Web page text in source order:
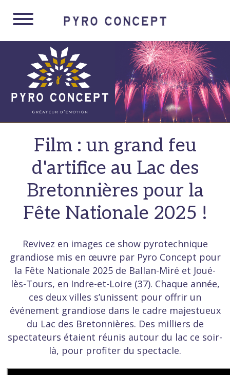
Film : un grand feu
d'artifice au Lac des
Bretonnières pour la
Fête Nationale 2025 !
Revivez en images ce show pyrotechnique
grandiose mis en œuvre par Pyro Concept pour
la Fête Nationale 2025 de Ballan-Miré et Joué-
lès-Tours, en Indre-et-Loire (37). Chaque année,
ces deux villes s’unissent pour offrir un
événement grandiose dans le cadre majestueux
du Lac des Bretonnières. Des milliers de
spectateurs étaient réunis autour du lac ce soir-
là, pour profiter du spectacle.